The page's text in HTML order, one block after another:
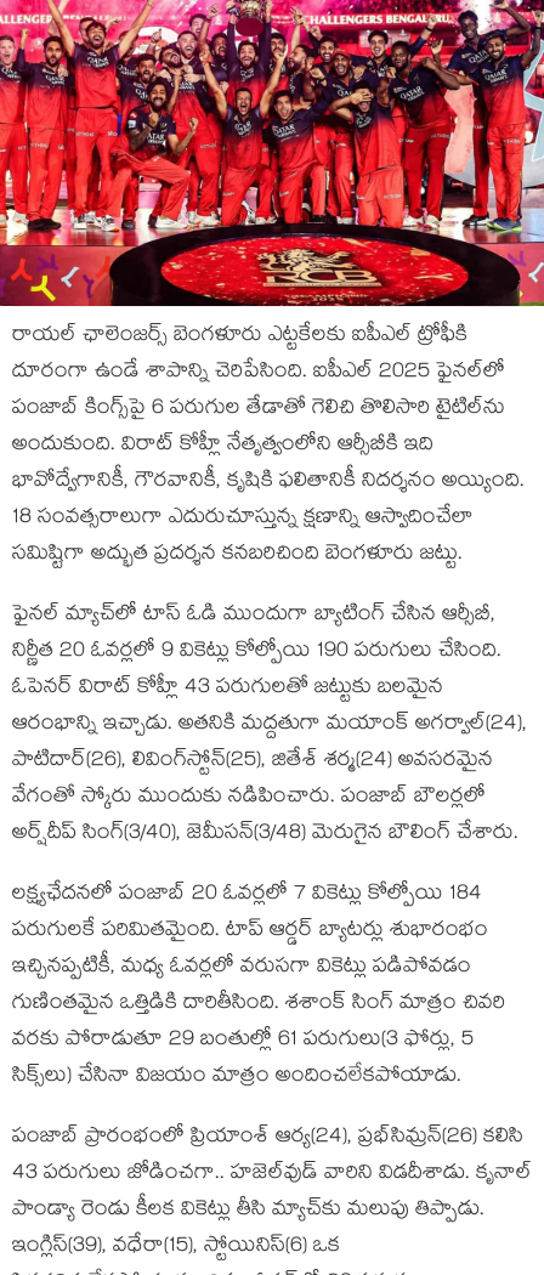
రాయల్ ఛాలెంజర్స్ బెంగళూరు ఎట్టకేలకు ఐపీఎల్ ట్రోఫీకి
దూరంగా ఉండే శాపాన్ని చెరిపేసింది. ఐపీఎల్ 2025 ఫైనల్‌లో
పంజాబ్ కింగ్స్‌పై 6 పరుగుల తేడాతో గెలిచి తొలిసారి టైటిల్‌ను
అందుకుంది. విరాట్ కోహ్లీ నేతృత్వంలోని ఆర్సీబీకి ఇది
భావోద్వేగానికీ, గౌరవానికీ, కృషికి ఫలితానికీ నిదర్శనం అయ్యింది.
18 సంవత్సరాలుగా ఎదురుచూస్తున్న క్షణాన్ని ఆస్వాదించేలా
సమిష్టిగా అద్భుత ప్రదర్శన కనబరిచింది బెంగళూరు జట్టు.
ఫైనల్ మ్యాచ్‌లో టాస్ ఓడి ముందుగా బ్యాటింగ్ చేసిన ఆర్సీబీ,
నిర్ణీత 20 ఓవర్లలో 9 వికెట్లు కోల్పోయి 190 పరుగులు చేసింది.
ఓపెనర్ విరాట్ కోహ్లీ 43 పరుగులతో జట్టుకు బలమైన
ఆరంభాన్ని ఇచ్చాడు. అతనికి మద్దతుగా మయాంక్ అగర్వాల్(24),
పాటిదార్(26), లివింగ్‌స్టోన్(25), జితేశ్ శర్మ(24) అవసరమైన
వేగంతో స్కోరు ముందుకు నడిపించారు. పంజాబ్ బౌలర్లలో
అర్ష్‌దీప్ సింగ్(3/40), జెమీసన్(3/48) మెరుగైన బౌలింగ్ చేశారు.
లక్ష్యఛేదనలో పంజాబ్ 20 ఓవర్లలో 7 వికెట్లు కోల్పోయి 184
పరుగులకే పరిమితమైంది. టాప్ ఆర్డర్ బ్యాటర్లు శుభారంభం
ఇచ్చినప్పటికీ, మధ్య ఓవర్లలో వరుసగా వికెట్లు పడిపోవడం
గుణింతమైన ఒత్తిడికి దారితీసింది. శశాంక్ సింగ్ మాత్రం చివరి
వరకు పోరాడుతూ 29 బంతుల్లో 61 పరుగులు(3 ఫోర్లు, 5
సిక్స్‌లు) చేసినా విజయం మాత్రం అందించలేకపోయాడు.
పంజాబ్‌ ప్రారంభంలో ప్రియాంశ్ ఆర్య(24), ప్రభ్‌సిమ్రన్(26) కలిసి
43 పరుగులు జోడించగా.. హజెల్‌వుడ్ వారిని విడదీశాడు. కృనాల్
పాండ్యా రెండు కీలక వికెట్లు తీసి మ్యాచ్‌కు మలుపు తిప్పాడు.
ఇంగ్లిస్(39), వధేరా(15), స్టోయినిస్(6) ఒక